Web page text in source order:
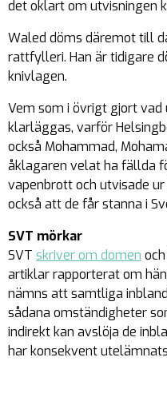
det oklart om utvisningen
Waled döms däremot till
rattfylleri. Han är tidigare
knivlagen.
Vem som i övrigt gjort
klarläggas, varför
också Mohammad,
åklagaren velat ha fällda
vapenbrott och utvisade
också att de får stanna i
SVT mörkar
SVT skriver om domen
artiklar rapporterat om
nämns att samtliga
sådana omständigheter
indirekt kan avslöja de
har konsekvent